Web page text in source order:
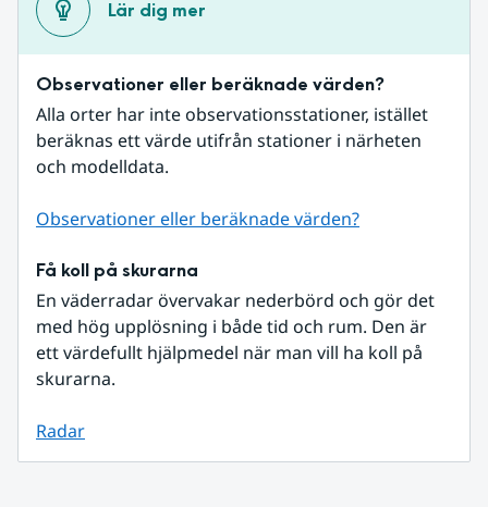
Lär dig mer
Observationer eller beräknade värden?
Alla orter har inte observationsstationer, istället
beräknas ett värde utifrån stationer i närheten
och modelldata.
Observationer eller beräknade värden?
Få koll på skurarna
En väderradar övervakar nederbörd och gör det
med hög upplösning i både tid och rum. Den är
ett värdefullt hjälpmedel när man vill ha koll på
skurarna.
Radar